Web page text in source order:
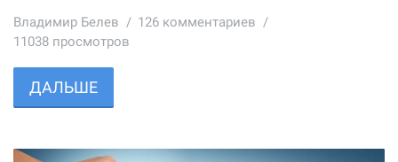
Владимир Белев 126 комментариев
11038 просмотров
ДАЛЬШЕ